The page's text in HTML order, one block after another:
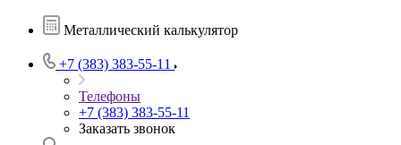
Металлический калькулятор
+7 (383) 383-55-11
Телефоны
+7 (383) 383-55-11
Заказать звонок